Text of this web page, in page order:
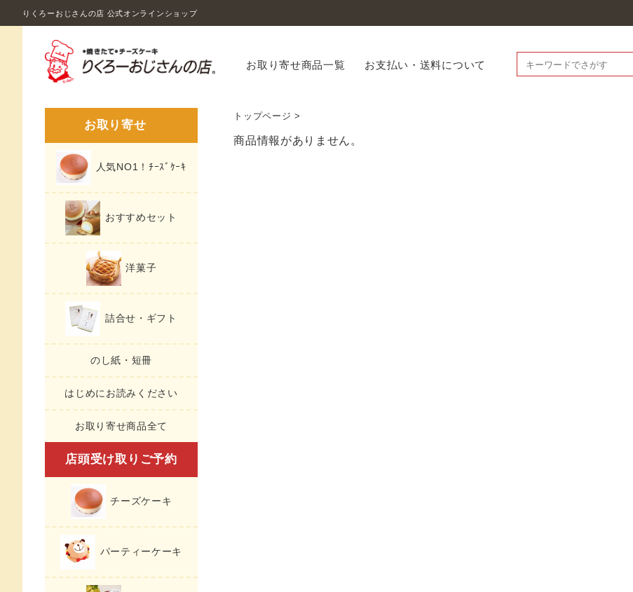
りくろーおじさんの店 公式オンラインショップ
お取り寄せ商品一覧 お支払い・送料について
お取り寄せ
人気NO1！ﾁｰｽﾞｹｰｷ
おすすめセット
洋菓子
詰合せ・ギフト
のし紙・短冊
はじめにお読みください
お取り寄せ商品全て
店頭受け取りご予約
チーズケーキ
パーティーケーキ
トップページ >
商品情報がありません。